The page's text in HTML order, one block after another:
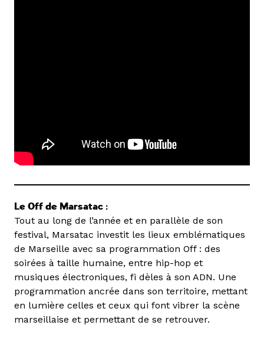
Le Off de Marsatac :
Tout au long de l’année et en parallèle de son
festival, Marsatac investit les lieux emblématiques
de Marseille avec sa programmation Off : des
soirées à taille humaine, entre hip-hop et
musiques électroniques, fi dèles à son ADN. Une
programmation ancrée dans son territoire, mettant
en lumière celles et ceux qui font vibrer la scène
marseillaise et permettant de se retrouver.